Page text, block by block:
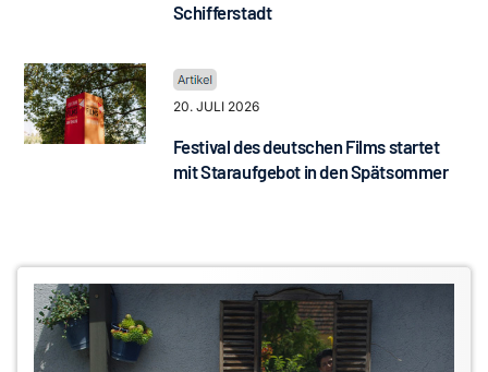
Schifferstadt
20. JULI 2026
Festival des deutschen Films startet
mit Staraufgebot in den Spätsommer